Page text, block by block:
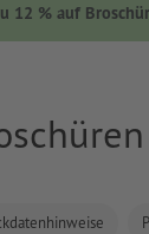
12 % auf